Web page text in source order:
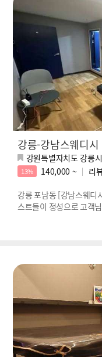
강릉-강남스웨디시
강원특별자치도 강릉
13% 140,000 ~ 리
강릉 포남동 [강남스웨디
스트들이 정성으로 고객